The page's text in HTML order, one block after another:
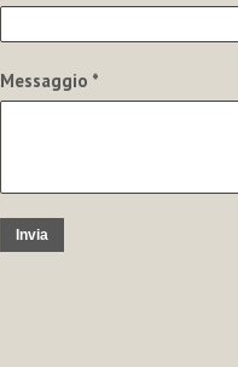
Messaggio *
Invia